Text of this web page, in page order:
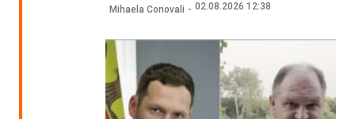
Mihaela Conovali 02.08.2026 12:38